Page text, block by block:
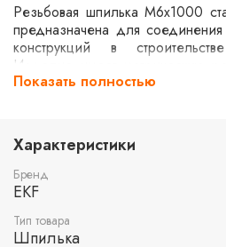
Резьбовая шпилька М6x1000
предназначена для
конструкций в
Изделие имеет метрическую
что позволяет использовать
соединений.
Показать полностью
Характеристики
Бренд
EKF
Тип товара
Шпилька